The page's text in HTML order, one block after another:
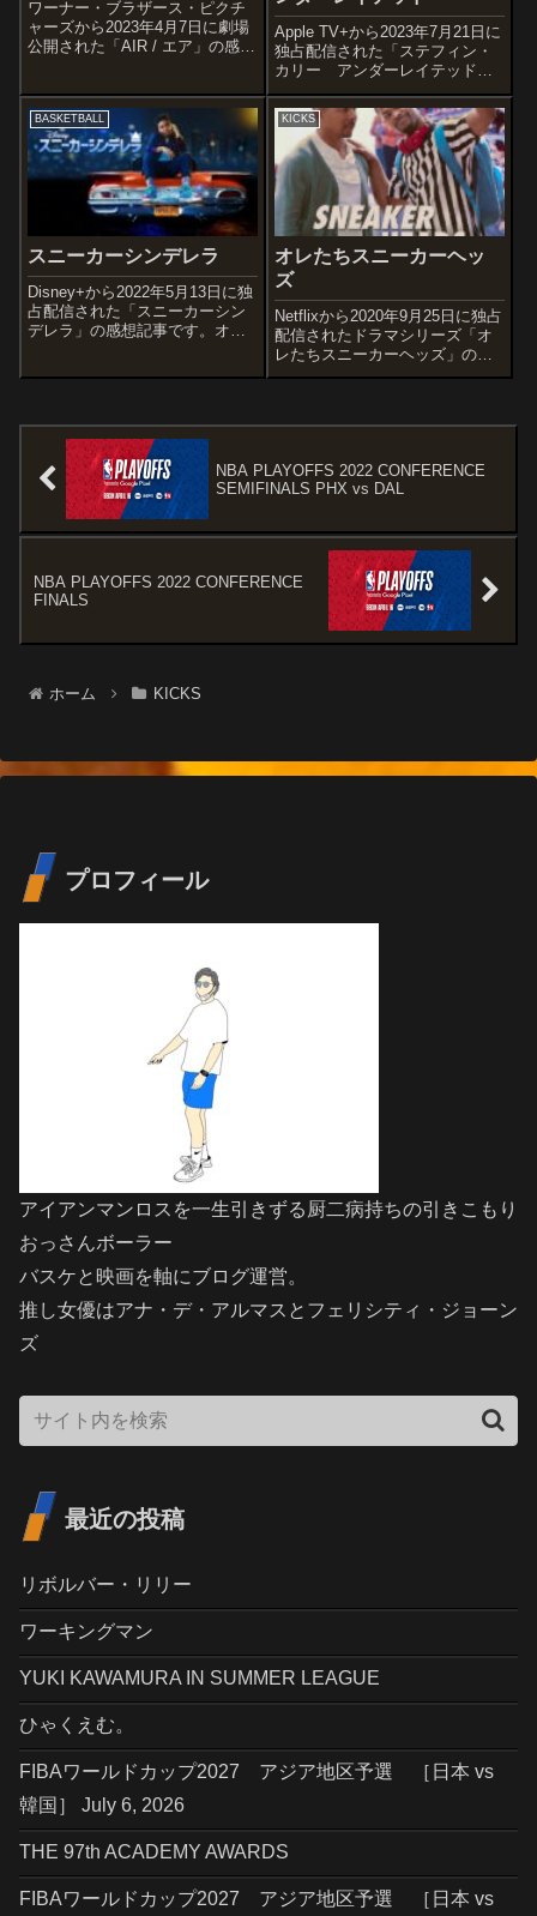
ワーナー・ブラザース・ピクチ
ャーズから2023年4月7日に劇場
公開された「AIR / エア」の感想
の物語を描く作品です。オスス
メ度あらすじ＆予告編1984
年。 業績不振のナイキのバ...
Apple TV+から2023年7月21日に
独占配信された「ステフィン・
カリー アンダーレイテッド」
の感想記事です。NBAが誇るス
ーパースター”ステフィン・カリ
ー”のドキュメンタリー作品で
す。オススメ度あらすじ＆予告
編小柄なカレッジ選手が、...
BASKETBALL
スニーカーシンデレラ
Disney+から2022年5月13日に独
占配信された「スニーカーシン
デレラ」の感想記事です。オス
ら、ストックボーイとして雑用
業務を...
KICKS
オレたちスニーカーヘッ
ズ
Netflixから2020年9月25日に独占
配信されたドラマシリーズ「オ
レたちスニーカーヘッズ」の感
想記事です。オススメ度あらす
ある日思い出のスニーカーを見
出...
NBA PLAYOFFS 2022 CONFERENCE
SEMIFINALS PHX vs DAL
NBA PLAYOFFS 2022 CONFERENCE
FINALS
ホーム KICKS
プロフィール
アイアンマンロスを一生引きずる厨二病持ちの引きこもり
おっさんボーラー
バスケと映画を軸にブログ運営。
推し女優はアナ・デ・アルマスとフェリシティ・ジョーン
ズ
最近の投稿
リボルバー・リリー
ワーキングマン
YUKI KAWAMURA IN SUMMER LEAGUE
ひゃくえむ。
FIBAワールドカップ2027 アジア地区予選 ［日本 vs
韓国］ July 6, 2026
THE 97th ACADEMY AWARDS
FIBAワールドカップ2027 アジア地区予選 ［日本 vs